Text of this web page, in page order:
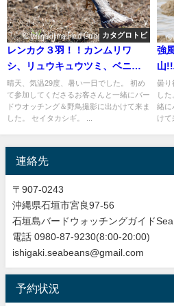
カタグロトビ
レンカク３羽！！カンムリワ
シ、リュウキュウツミ、ベニバ
ト等など盛り沢山！！バードウ
オッチング＆野鳥撮影ガイド。
晴天、気温29度、暑い一日でした。 初め
て参加してくださるお客さんと一緒にバー
ドウオッチング＆野鳥撮影に出かけて来ま
した。 セイタカシギ。 ...
強
山!!
影
曇り
し
緒に
けて
連絡先
〒907-0243
沖縄県石垣市宮良97-56
石垣島バードウォッチングガイド
電話 0980-87-9230(8:00-20:00)
ishigaki.seabeans@gmail.com
予約状況